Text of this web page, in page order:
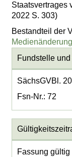
Staatsvertrages
2022 S. 303)
Bestandteil der
Fundstelle
SächsGVBl.
Fsn-Nr.: 72
Fassung